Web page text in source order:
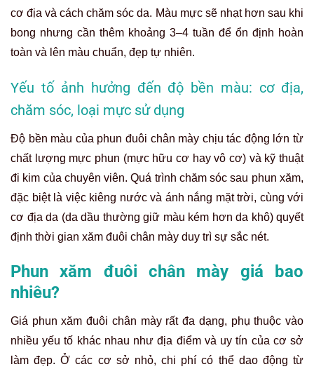
cơ địa và cách chăm sóc da. Màu mực sẽ nhạt hơn sau khi
bong nhưng cần thêm khoảng 3–4 tuần để ổn định hoàn
toàn và lên màu chuẩn, đẹp tự nhiên.
Yếu tố ảnh hưởng đến độ bền màu: cơ địa,
chăm sóc, loại mực sử dụng
Độ bền màu của phun đuôi chân mày chịu tác động lớn từ
chất lượng mực phun (mực hữu cơ hay vô cơ) và kỹ thuật
đi kim của chuyên viên. Quá trình chăm sóc sau phun xăm,
đặc biệt là việc kiêng nước và ánh nắng mặt trời, cùng với
cơ địa da (da dầu thường giữ màu kém hơn da khô) quyết
định thời gian xăm đuôi chân mày duy trì sự sắc nét.
Phun xăm đuôi chân mày giá bao
nhiêu?
Giá phun xăm đuôi chân mày rất đa dạng, phụ thuộc vào
nhiều yếu tố khác nhau như địa điểm và uy tín của cơ sở
làm đẹp. Ở các cơ sở nhỏ, chi phí có thể dao động từ